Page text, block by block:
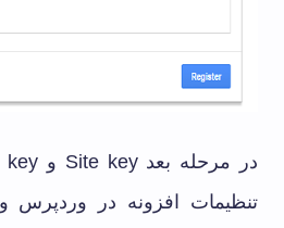
تنظیمات افزونه در وردپرس